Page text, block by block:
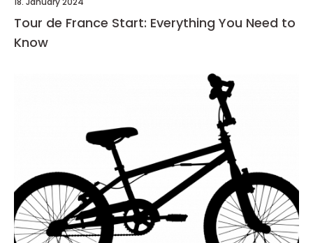
Tour de France Start: Everything You Need to
Know